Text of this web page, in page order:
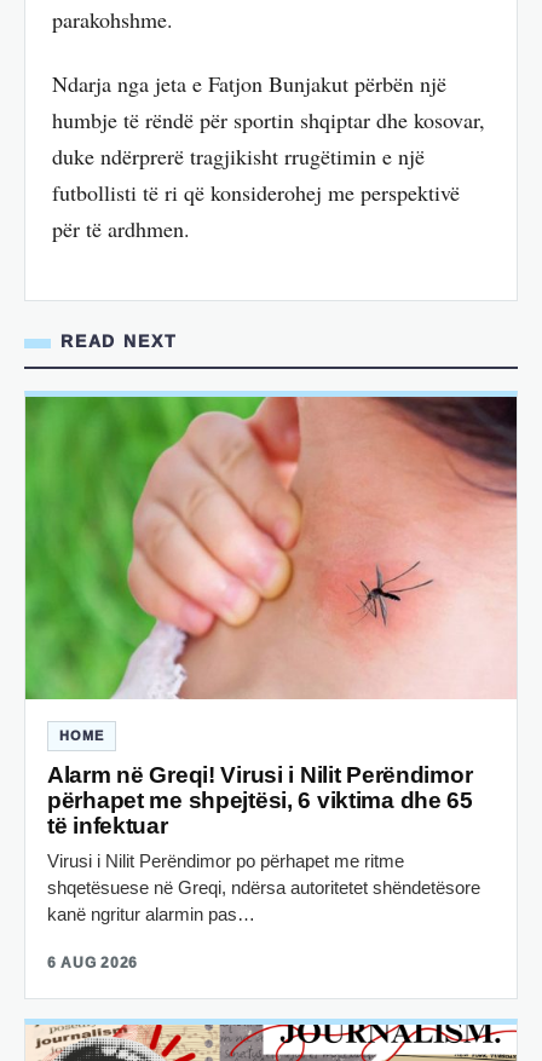
parakohshme.
Ndarja nga jeta e Fatjon Bunjakut përbën një
humbje të rëndë për sportin shqiptar dhe kosovar,
duke ndërprerë tragjikisht rrugëtimin e një
futbollisti të ri që konsiderohej me perspektivë
për të ardhmen.
READ NEXT
HOME
Alarm në Greqi! Virusi i Nilit Perëndimor
përhapet me shpejtësi, 6 viktima dhe 65
të infektuar
Virusi i Nilit Perëndimor po përhapet me ritme
shqetësuese në Greqi, ndërsa autoritetet shëndetësore
kanë ngritur alarmin pas…
6 AUG 2026